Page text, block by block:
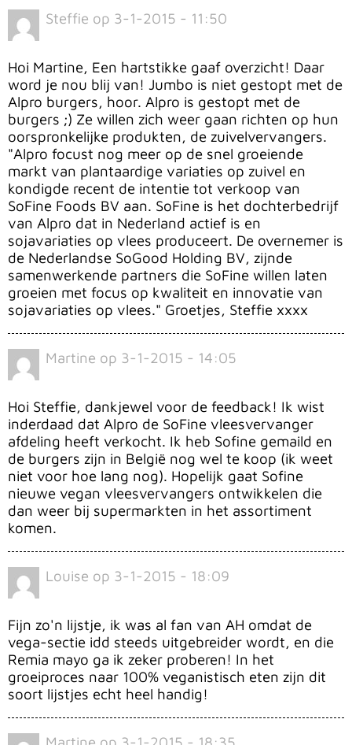
Steffie op 3-1-2015 - 11:50
Hoi Martine, Een hartstikke gaaf overzicht! Daar
word je nou blij van! Jumbo is niet gestopt met de
Alpro burgers, hoor. Alpro is gestopt met de
burgers ;) Ze willen zich weer gaan richten op hun
oorspronkelijke produkten, de zuivelvervangers.
"Alpro focust nog meer op de snel groeiende
markt van plantaardige variaties op zuivel en
kondigde recent de intentie tot verkoop van
SoFine Foods BV aan. SoFine is het dochterbedrijf
van Alpro dat in Nederland actief is en
sojavariaties op vlees produceert. De overnemer is
de Nederlandse SoGood Holding BV, zijnde
samenwerkende partners die SoFine willen laten
groeien met focus op kwaliteit en innovatie van
sojavariaties op vlees." Groetjes, Steffie xxxx
Martine op 3-1-2015 - 14:05
Hoi Steffie, dankjewel voor de feedback! Ik wist
inderdaad dat Alpro de SoFine vleesvervanger
afdeling heeft verkocht. Ik heb Sofine gemaild en
de burgers zijn in België nog wel te koop (ik weet
niet voor hoe lang nog). Hopelijk gaat Sofine
nieuwe vegan vleesvervangers ontwikkelen die
dan weer bij supermarkten in het assortiment
komen.
Louise op 3-1-2015 - 18:09
Fijn zo'n lijstje, ik was al fan van AH omdat de
vega-sectie idd steeds uitgebreider wordt, en die
Remia mayo ga ik zeker proberen! In het
groeiproces naar 100% veganistisch eten zijn dit
soort lijstjes echt heel handig!